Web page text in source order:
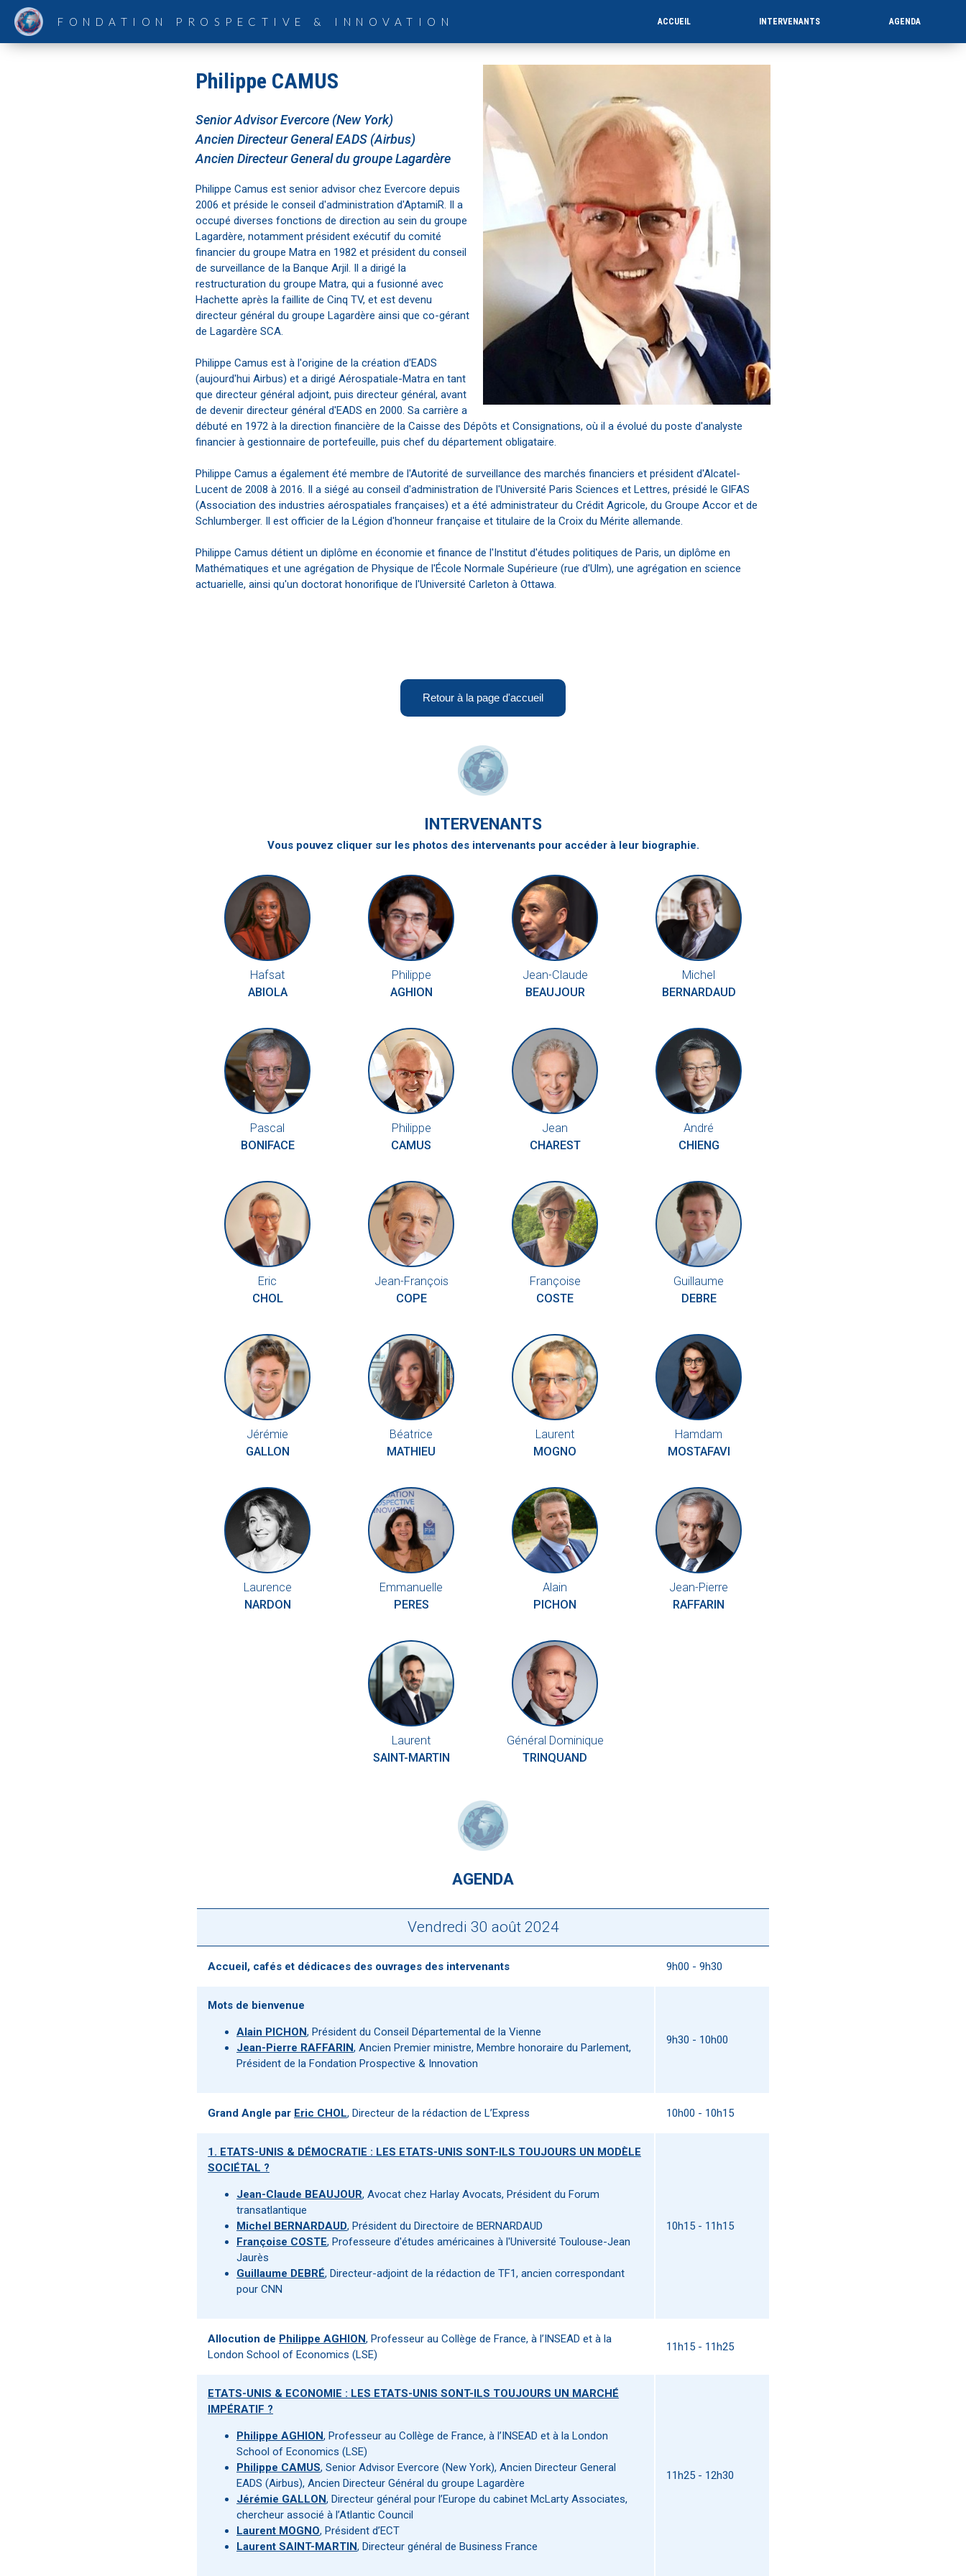
FONDATION PROSPECTIVE & INNOVATION ACCUEIL INTERVENANTS AGENDA
Philippe CAMUS
Senior Advisor Evercore (New York)
Ancien Directeur General EADS (Airbus)
Ancien Directeur General du groupe Lagardère
Philippe Camus est senior advisor chez Evercore depuis
2006 et préside le conseil d'administration d'AptamiR. Il a
occupé diverses fonctions de direction au sein du groupe
Lagardère, notamment président exécutif du comité
financier du groupe Matra en 1982 et président du conseil
de surveillance de la Banque Arjil. Il a dirigé la
restructuration du groupe Matra, qui a fusionné avec
Hachette après la faillite de Cinq TV, et est devenu
directeur général du groupe Lagardère ainsi que co-gérant
de Lagardère SCA.
Philippe Camus est à l'origine de la création d'EADS
(aujourd'hui Airbus) et a dirigé Aérospatiale-Matra en tant
que directeur général adjoint, puis directeur général, avant
de devenir directeur général d'EADS en 2000. Sa carrière a
débuté en 1972 à la direction financière de la Caisse des Dépôts et Consignations, où il a évolué du poste d'analyste
financier à gestionnaire de portefeuille, puis chef du département obligataire.
Philippe Camus a également été membre de l'Autorité de surveillance des marchés financiers et président d'Alcatel-
Lucent de 2008 à 2016. Il a siégé au conseil d'administration de l'Université Paris Sciences et Lettres, présidé le GIFAS
(Association des industries aérospatiales françaises) et a été administrateur du Crédit Agricole, du Groupe Accor et de
Schlumberger. Il est officier de la Légion d'honneur française et titulaire de la Croix du Mérite allemande.
Philippe Camus détient un diplôme en économie et finance de l'Institut d'études politiques de Paris, un diplôme en
Mathématiques et une agrégation de Physique de l'École Normale Supérieure (rue d'Ulm), une agrégation en science
actuarielle, ainsi qu'un doctorat honorifique de l'Université Carleton à Ottawa.
Retour à la page d'accueil
INTERVENANTS
Vous pouvez cliquer sur les photos des intervenants pour accéder à leur biographie.
Hafsat
ABIOLA
Philippe
AGHION
Jean-Claude
BEAUJOUR
Michel
BERNARDAUD
Pascal
BONIFACE
Philippe
CAMUS
Jean
CHAREST
André
CHIENG
Eric
CHOL
Jean-François
COPE
Françoise
COSTE
Guillaume
DEBRE
Jérémie
GALLON
Béatrice
MATHIEU
Laurent
MOGNO
Hamdam
MOSTAFAVI
Laurence
NARDON
Emmanuelle
PERES
Alain
PICHON
Jean-Pierre
RAFFARIN
Laurent
SAINT-MARTIN
Général Dominique
TRINQUAND
AGENDA
Vendredi 30 août 2024
Accueil, cafés et dédicaces des ouvrages des intervenants 9h00 - 9h30
Mots de bienvenue
Alain PICHON, Président du Conseil Départemental de la Vienne
Jean-Pierre RAFFARIN, Ancien Premier ministre, Membre honoraire du Parlement,
Président de la Fondation Prospective & Innovation
9h30 - 10h00
Grand Angle par Eric CHOL, Directeur de la rédaction de L’Express 10h00 - 10h15
1. ETATS-UNIS & DÉMOCRATIE : LES ETATS-UNIS SONT-ILS TOUJOURS UN MODÈLE
SOCIÉTAL ?
Jean-Claude BEAUJOUR, Avocat chez Harlay Avocats, Président du Forum
transatlantique
Michel BERNARDAUD, Président du Directoire de BERNARDAUD
Françoise COSTE, Professeure d'études américaines à l'Université Toulouse-Jean
Jaurès
Guillaume DEBRÉ, Directeur-adjoint de la rédaction de TF1, ancien correspondant
pour CNN
10h15 - 11h15
Allocution de Philippe AGHION, Professeur au Collège de France, à l’INSEAD et à la
London School of Economics (LSE)
11h15 - 11h25
ETATS-UNIS & ECONOMIE : LES ETATS-UNIS SONT-ILS TOUJOURS UN MARCHÉ
IMPÉRATIF ?
Philippe AGHION, Professeur au Collège de France, à l’INSEAD et à la London
School of Economics (LSE)
Philippe CAMUS, Senior Advisor Evercore (New York), Ancien Directeur General
EADS (Airbus), Ancien Directeur Général du groupe Lagardère
Jérémie GALLON, Directeur général pour l’Europe du cabinet McLarty Associates,
chercheur associé à l’Atlantic Council
Laurent MOGNO, Président d’ECT
Laurent SAINT-MARTIN, Directeur général de Business France
11h25 - 12h30